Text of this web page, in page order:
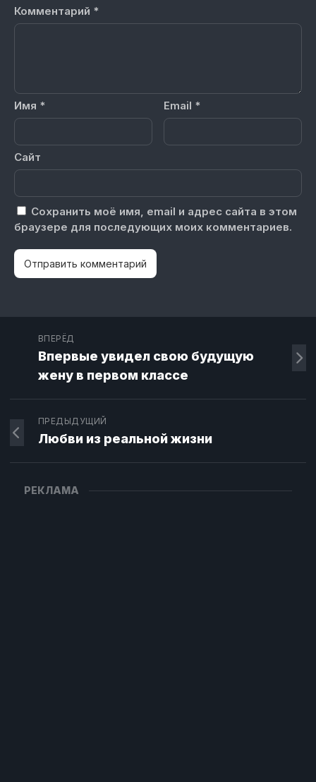
Комментарий *
Имя * Email *
Сайт
Сохранить моё имя, email и адрес сайта в этом
браузере для последующих моих комментариев.
ВПЕРЁД
Впервые увидел свою будущую
жену в первом классе
ПРЕДЫДУЩИЙ
Любви из реальной жизни
РЕКЛАМА